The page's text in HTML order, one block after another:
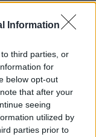
Information
third parties, or
for
below opt-out
that after your
seeing
utilized by
parties prior to